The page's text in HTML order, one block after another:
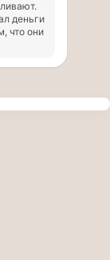
деньги
что они